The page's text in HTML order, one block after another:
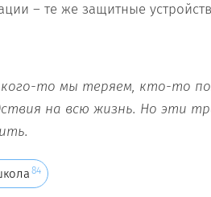
– те же защитные
кого-то мы теряем, кто-то
на всю жизнь. Но эти
.
84